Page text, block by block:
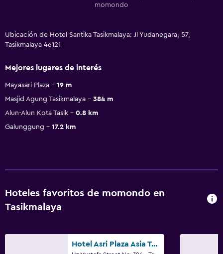
momondo
Ubicación de Hotel Santika Tasikmalaya: Jl Yudanegara, 57,
Tasikmalaya 46121
Mejores lugares de interés
Mayasari Plaza
19 m
Masjid Agung Tasikmalaya
384 m
Alun-Alun Kota Tasik
0.8 km
Galunggung
17.2 km
Hoteles favoritos de momondo en
Tasikmalaya
Hotel Asri Plaza Asia Tasikmalaya